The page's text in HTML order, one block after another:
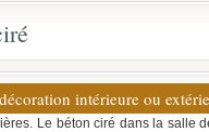
intérieure ou
Le béton ciré dans la salle